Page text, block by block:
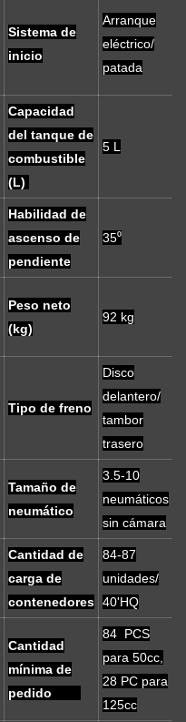
Sistema de
inicio
Arranque
eléctrico/
patada
Capacidad
del tanque de
combustible
(L)
5 L
Habilidad de
ascenso de
pendiente
35⁰
Peso neto
(kg)
92 kg
Tipo de freno
Disco
delantero/
tambor
trasero
Tamaño de
neumático
3.5-10
neumáticos
sin cámara
Cantidad de
carga de
contenedores
84-87
unidades/
40'HQ
Cantidad
mínima de
pedido
84 PCS
para 50cc,
28 PC para
125cc